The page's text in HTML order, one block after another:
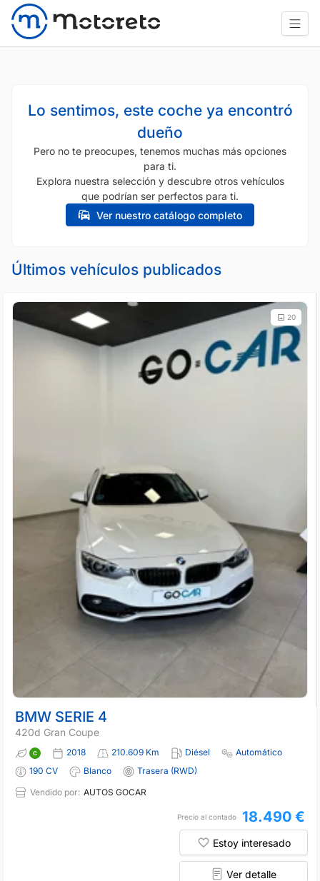
Lo sentimos, este coche ya encontró
dueño
Pero no te preocupes, tenemos muchas más opciones
para ti.
Explora nuestra selección y descubre otros vehículos
que podrían ser perfectos para ti.
Ver nuestro catálogo completo
Últimos vehículos publicados
20
BMW SERIE 4
420d Gran Coupe
2018 210.609 Km Diésel
Automático
190 CV
Blanco
Trasera (RWD)
Vendido por: AUTOS GOCAR
Precio al contado 18.490 €
Estoy interesado
Ver detalle